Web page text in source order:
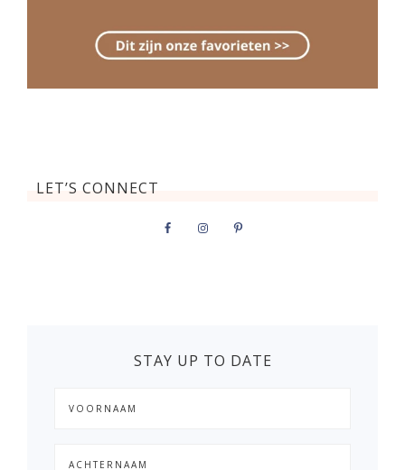
LET’S CONNECT
STAY UP TO DATE